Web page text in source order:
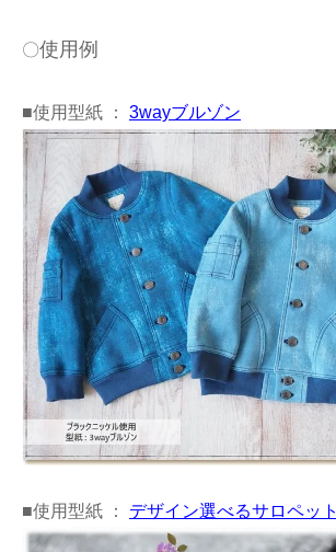
〇使用例
■使用型紙 ： 3wayブルゾン
■使用型紙 ： デザイン選べるサロペット